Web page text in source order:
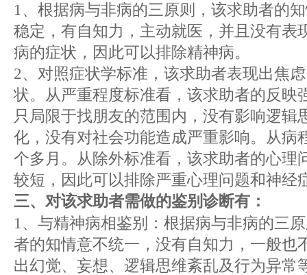
1、根据病与非病的三原则，该求助者的
稳定，有自知力，主动就医，并且没有表
病的症状，因此可以排除精神病。
2、对照症状学标准，该求助者表现出焦
状。从严重程度标准看，该求助者的反映
只局限于找朋友的范围内，没有影响逻辑
化，没有对社会功能造成严重影响。从病
个多月。从除外标准看，该求助者的心理
较短，因此可以排除严重心理问题和神经
三、对该求助者需做的鉴别诊断有：
1、与精神病相鉴别：根据病与非病的三
者的知情意不统一，没有自知力，一般也
出幻觉、妄想、逻辑思维紊乱及行为异常